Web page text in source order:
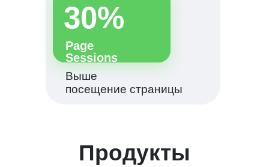
Выше
посещение страницы
30%
Page
Sessions
Продукты